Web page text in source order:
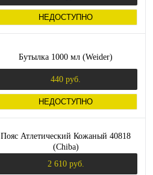
НЕДОСТУПНО
Бутылка 1000 мл (Weider)
440 руб.
НЕДОСТУПНО
Пояс Атлетический Кожаный 40818
(Chiba)
2 610 руб.